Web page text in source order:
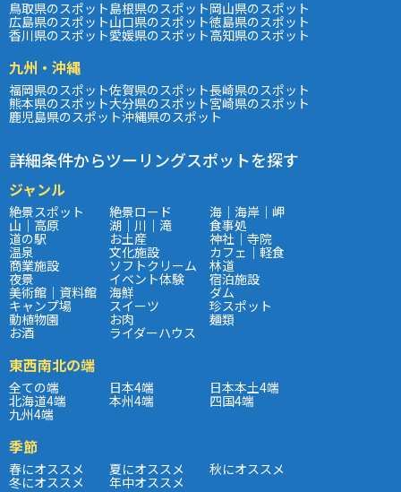
鳥取県のスポット島根県のスポット岡山県のスポット
広島県のスポット山口県のスポット徳島県のスポット
香川県のスポット愛媛県のスポット高知県のスポット
九州・沖縄
福岡県のスポット佐賀県のスポット長崎県のスポット
熊本県のスポット大分県のスポット宮崎県のスポット
鹿児島県のスポット沖縄県のスポット
詳細条件からツーリングスポットを探す
ジャンル
絶景スポット 絶景ロード 海｜海岸｜岬
山｜高原 湖｜川｜滝 食事処
道の駅 お土産 神社｜寺院
温泉 文化施設 カフェ｜軽食
商業施設 ソフトクリーム 林道
夜景 イベント体験 宿泊施設
美術館｜資料館 海鮮 ダム
キャンプ場 スイーツ 珍スポット
動植物園 お肉 麺類
お酒 ライダーハウス
東西南北の端
全ての端 日本4端 日本本土4端
北海道4端 本州4端 四国4端
九州4端
季節
春にオススメ 夏にオススメ 秋にオススメ
冬にオススメ 年中オススメ